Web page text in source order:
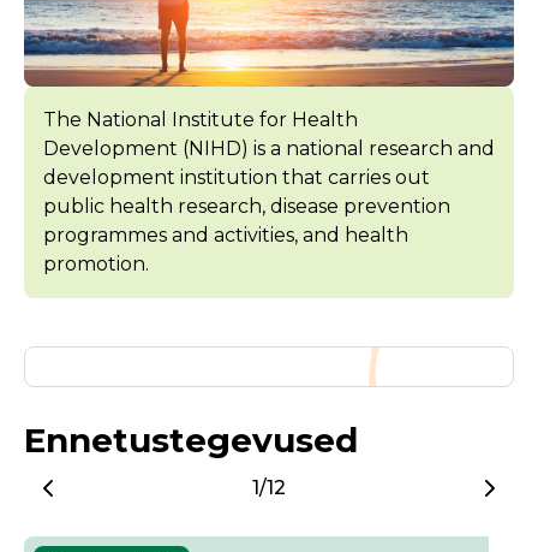
The National Institute for Health
Development (NIHD) is a national research and
development institution that carries out
public health research, disease prevention
programmes and activities, and health
promotion.
Ennetustegevused
1/12